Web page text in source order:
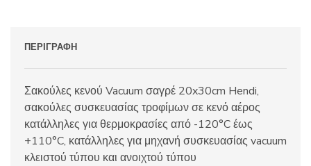
ΠΕΡΙΓΡΑΦΉ
Σακούλες κενού Vacuum σαγρέ 20x30cm Hendi,
σακούλες συσκευασίας τροφίμων σε κενό αέρος
κατάλληλες για θερμοκρασίες από -120°C έως
+110°C, κατάλληλες για μηχανή συσκευασίας vacuum
κλειστού τύπου και ανοιχτού τύπου